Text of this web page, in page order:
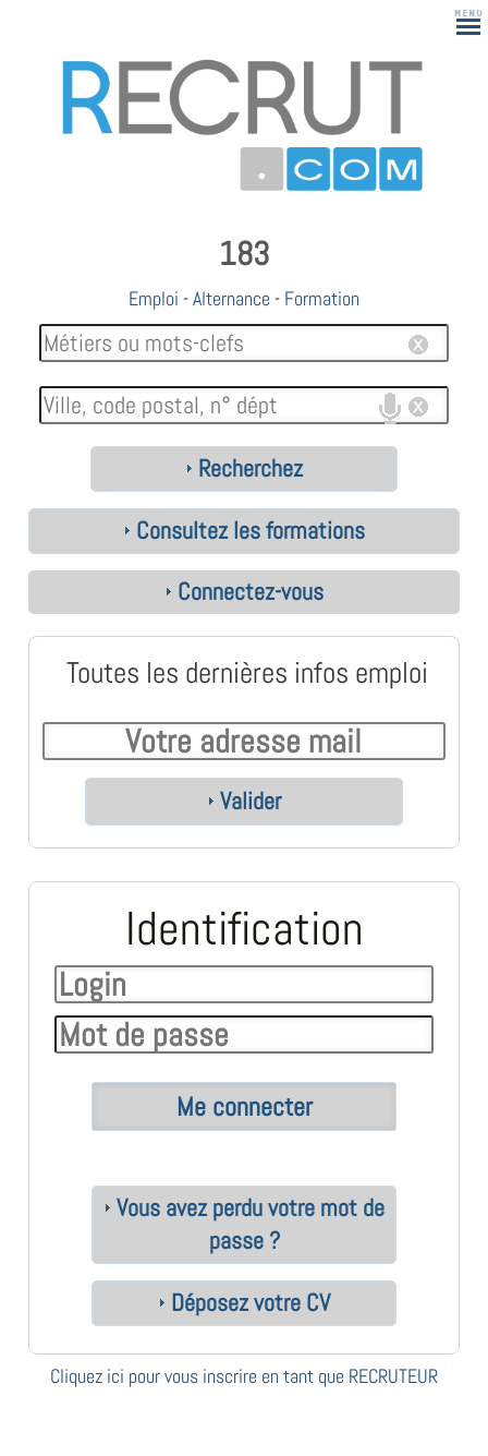
183
Emploi -Alternance - Formation
Recherchez
Consultez les formations
Connectez-vous
Toutes les dernières infos emploi
Valider
Identification
Vous avez perdu votre mot de
passe ?
Déposez votre CV
Cliquez ici pour vous inscrire en tant que RECRUTEUR